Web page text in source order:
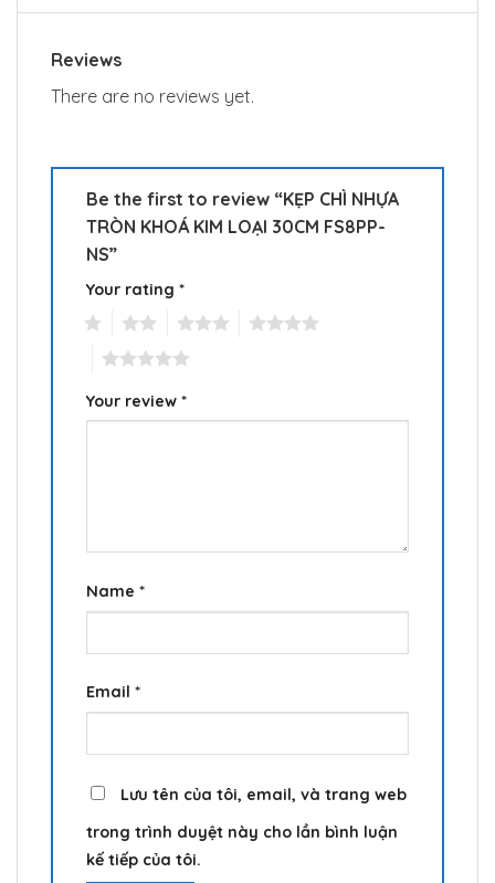
Reviews
There are no reviews yet.
Be the first to review “KẸP CHÌ NHỰA
TRÒN KHOÁ KIM LOẠI 30CM FS8PP-
NS”
Your rating *
Your review *
Name *
Email *
Lưu tên của tôi, email, và trang web
trong trình duyệt này cho lần bình luận
kế tiếp của tôi.